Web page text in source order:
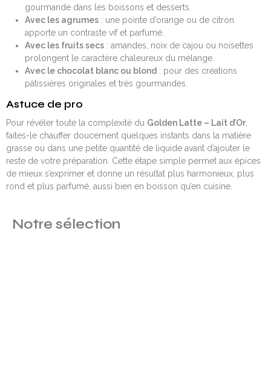
gourmande dans les boissons et desserts.
Avec les agrumes: une pointe d’orange ou de citron
apporte un contraste vif et parfumé.
Avec les fruits secs: amandes, noix de cajou ou noisettes
prolongent le caractère chaleureux du mélange.
Avec le chocolat blanc ou blond : pour des créations
pâtissières originales et très gourmandes.
Astuce de pro
Pour révéler toute la complexité du Golden Latte – Lait d’Or
faites-le chauffer doucement quelques instants dans la matière
grasse ou dans une petite quantité de liquide avant d’ajouter le
reste de votre préparation. Cette étape simple permet aux épices
de mieux s’exprimer et donne un résultat plus harmonieux, plus
rond et plus parfumé, aussi bien en boisson qu’en cuisine.
Notre sélection